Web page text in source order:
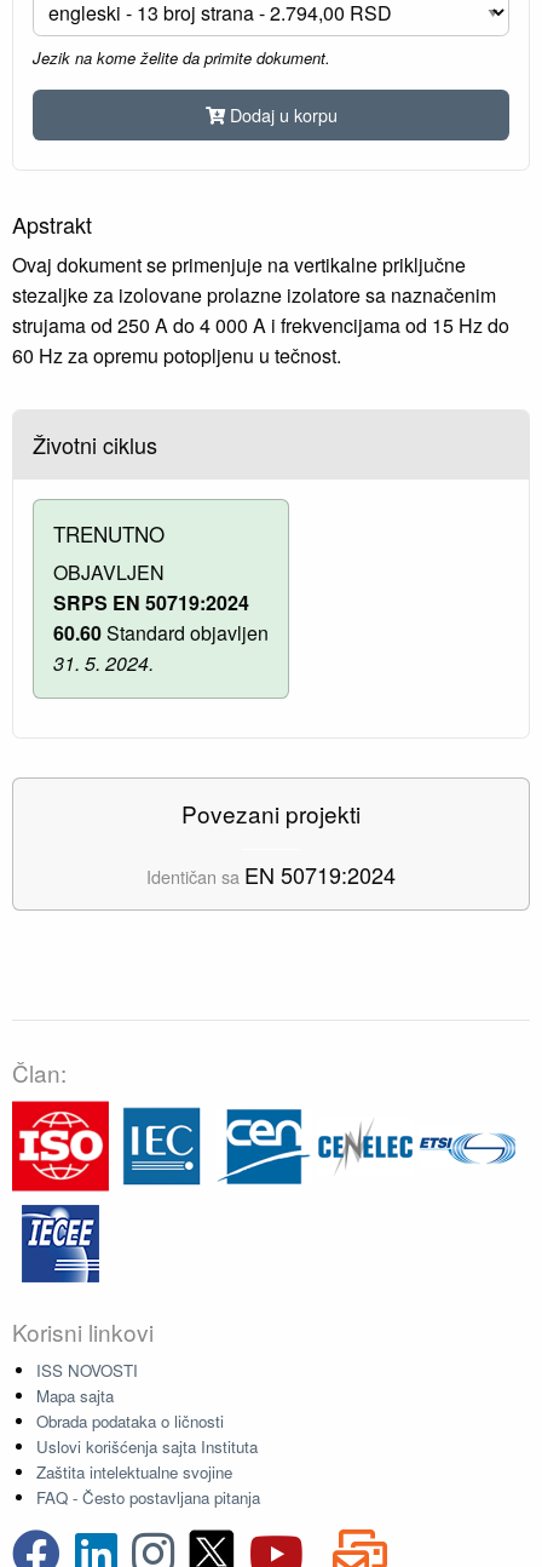
Jezik na kome želite da primite dokument.
Dodaj u korpu
Apstrakt
Ovaj dokument se primenjuje na vertikalne priključne
stezaljke za izolovane prolazne izolatore sa naznačenim
strujama od 250 A do 4 000 A i frekvencijama od 15 Hz do
60 Hz za opremu potopljenu u tečnost.
Životni ciklus
TRENUTNO
OBJAVLJEN
SRPS EN 50719:2024
60.60Standard objavljen
31. 5. 2024.
Povezani projekti
Identičan sa EN 50719:2024
Član:
Korisni linkovi
ISS NOVOSTI
Mapa sajta
Obrada podataka o ličnosti
Uslovi korišćenja sajta Instituta
Zaštita intelektualne svojine
FAQ - Često postavljana pitanja